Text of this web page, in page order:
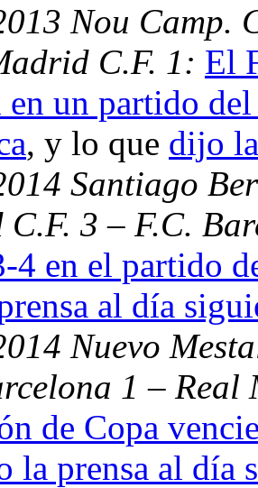
Nou Camp.
C.F. 1: El
un partido
, y lo que dijo
Santiago
3 – F.C.
4 en el partido
al día
Nuevo
1 –
de Copa
la prensa al día